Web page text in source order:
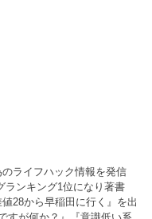
ライフハック情報を発信
ランキング1位になり著書
28から早稲田に行く』を出